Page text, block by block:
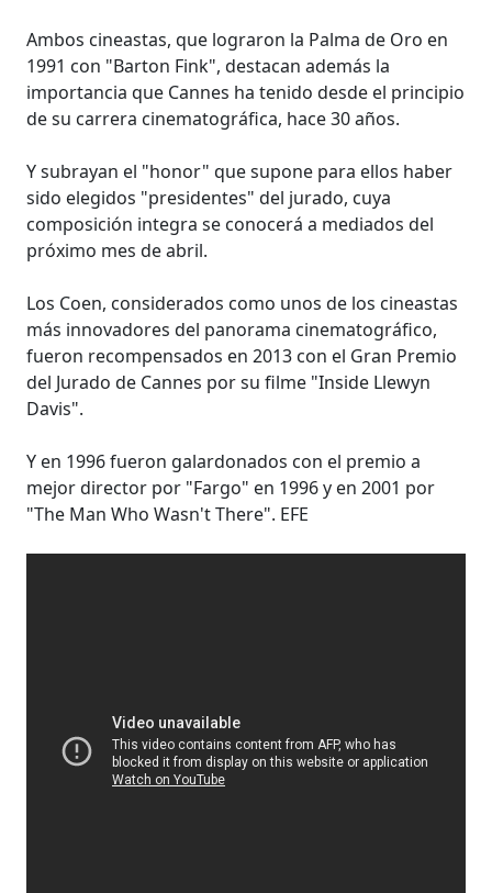
Ambos cineastas, que lograron la Palma de Oro en
1991 con "Barton Fink", destacan además la
importancia que Cannes ha tenido desde el principio
de su carrera cinematográfica, hace 30 años.
Y subrayan el "honor" que supone para ellos haber
sido elegidos "presidentes" del jurado, cuya
composición integra se conocerá a mediados del
próximo mes de abril.
Los Coen, considerados como unos de los cineastas
más innovadores del panorama cinematográfico,
fueron recompensados en 2013 con el Gran Premio
del Jurado de Cannes por su filme "Inside Llewyn
Davis".
Y en 1996 fueron galardonados con el premio a
mejor director por "Fargo" en 1996 y en 2001 por
"The Man Who Wasn't There". EFE